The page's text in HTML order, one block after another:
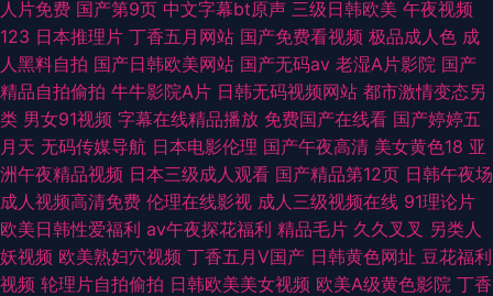
人片免费 国产第9页 中文字幕bt原声 三级日韩欧美 午夜视频
123 日本推理片 丁香五月网站 国产免费看视频 极品成人色 成
人黑料自拍 国产日韩欧美网站 国产无码av 老湿A片影院 国产
精品自拍偷拍 牛牛影院A片 日韩无码视频网站 都市激情变态另
类 男女91视频 字幕在线精品播放 免费国产在线看 国产婷婷五
月天 无码传媒导航 日本电影伦理 国产午夜高清 美女黄色18 亚
洲午夜精品视频 日本三级成人观看 国产精品第12页 日韩午夜场
成人视频高清免费 伦理在线影视 成人三级视频在线 91理论片
欧美日韩性爱福利 av午夜探花福利 精品毛片 久久叉叉 另类人
妖视频 欧美熟妇穴视频 丁香五月V国产 日韩黄色网址 豆花福利
视频 轮理片自拍偷拍 日韩欧美美女视频 欧美A级黄色影院 丁香